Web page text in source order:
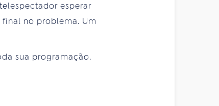
esperar
no problema. Um
sua programação.